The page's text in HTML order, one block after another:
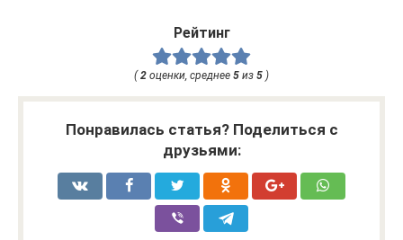
Рейтинг
(2 оценки, среднее 5 из 5 )
Понравилась статья? Поделиться с
друзьями: